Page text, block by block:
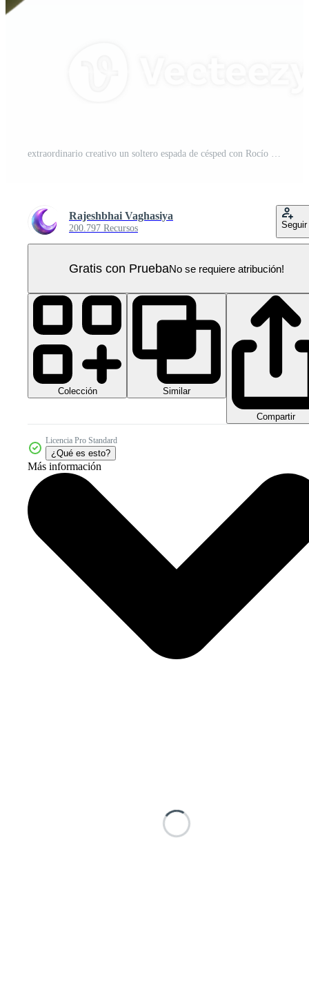
extraordinario creativo un soltero espada de césped con Rocío gotas, macro fotografía, Mañana ligero auténtico PNG Pro
Rajeshbhai Vaghasiya
200.797 Recursos Seguir
Gratis con PruebaNo se requiere atribución!
Colección Similar
Compartir
Licencia Pro Standard
¿Qué es esto?
Más información